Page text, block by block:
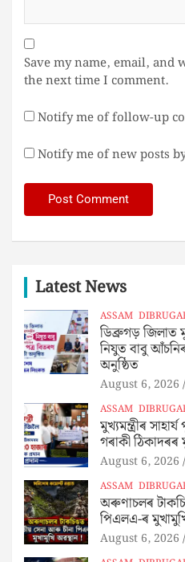
Save my name, email,
the next time I comment.
Notify me of follow-up
Notify me of new posts
Latest News
ASSAM
ডিব্ৰুগড় জিলাত
নিযুত বাবু
অনুষ্ঠিত
August 6, 2026
ASSAM
মুখ্যমন্ত্ৰীৰ
গৰাকী
August 6, 2026
ASSAM
অৰুণাচলৰ
পিএলএ-ৰ
August 6, 2026